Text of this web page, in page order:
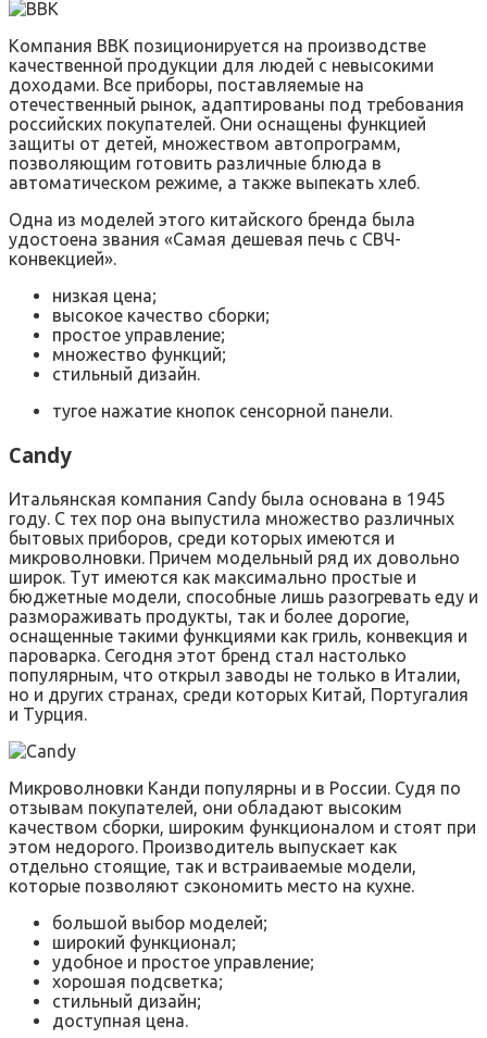
Компания BBK позиционируется на производстве
качественной продукции для людей с невысокими
доходами. Все приборы, поставляемые на
отечественный рынок, адаптированы под требования
российских покупателей. Они оснащены функцией
защиты от детей, множеством автопрограмм,
позволяющим готовить различные блюда в
автоматическом режиме, а также выпекать хлеб.
Одна из моделей этого китайского бренда была
удостоена звания «Самая дешевая печь с СВЧ-
конвекцией».
низкая цена;
высокое качество сборки;
простое управление;
множество функций;
стильный дизайн.
тугое нажатие кнопок сенсорной панели.
Candy
Итальянская компания Candy была основана в 1945
году. С тех пор она выпустила множество различных
бытовых приборов, среди которых имеются и
микроволновки. Причем модельный ряд их довольно
широк. Тут имеются как максимально простые и
бюджетные модели, способные лишь разогревать еду и
размораживать продукты, так и более дорогие,
оснащенные такими функциями как гриль, конвекция и
пароварка. Сегодня этот бренд стал настолько
популярным, что открыл заводы не только в Италии,
но и других странах, среди которых Китай, Португалия
и Турция.
Микроволновки Канди популярны и в России. Судя по
отзывам покупателей, они обладают высоким
качеством сборки, широким функционалом и стоят при
этом недорого. Производитель выпускает как
отдельно стоящие, так и встраиваемые модели,
которые позволяют сэкономить место на кухне.
большой выбор моделей;
широкий функционал;
удобное и простое управление;
хорошая подсветка;
стильный дизайн;
доступная цена.